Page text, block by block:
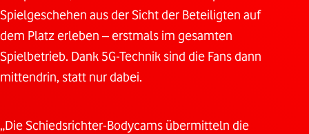
Spielgeschehen aus der Sicht der Beteiligten auf
dem Platz erleben – erstmals im gesamten
Spielbetrieb. Dank 5G-Technik sind die Fans dann
mittendrin, statt nur dabei.
„Die Schiedsrichter-Bodycams übermitteln die